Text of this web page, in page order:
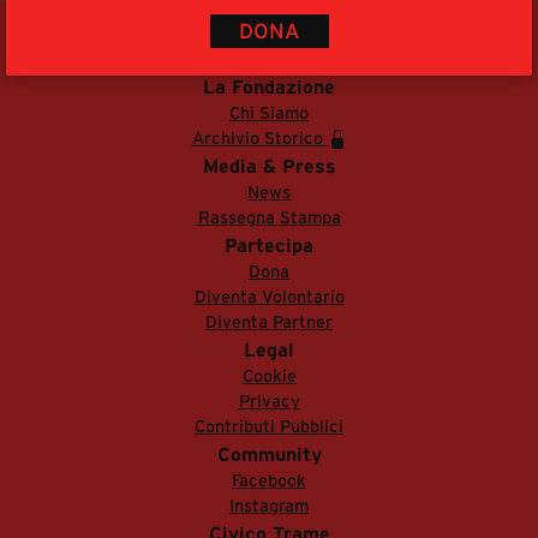
DONA
segreteria@tramefestival.it
info@tramefestival.it
+39 346 954 4078La Fondazione
Chi Siamo
Archivio Storico
Media & Press
News
Rassegna Stampa
Partecipa
Dona
Diventa Volontario
Diventa Partner
Legal
Cookie
Privacy
Contributi Pubblici
Community
Facebook
Instagram
Civico Trame